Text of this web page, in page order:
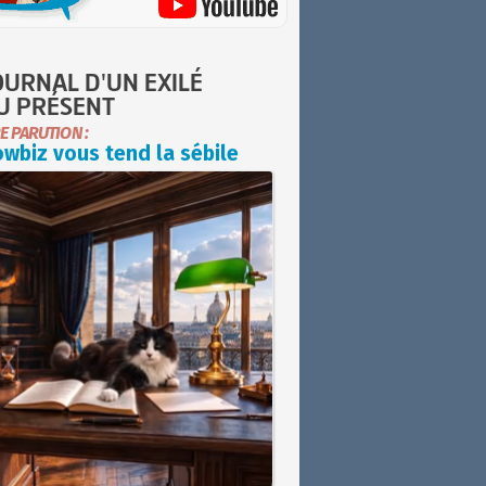
D'UN EXILÉ
PRÉSENT
PARUTION :
vous tend la sébile